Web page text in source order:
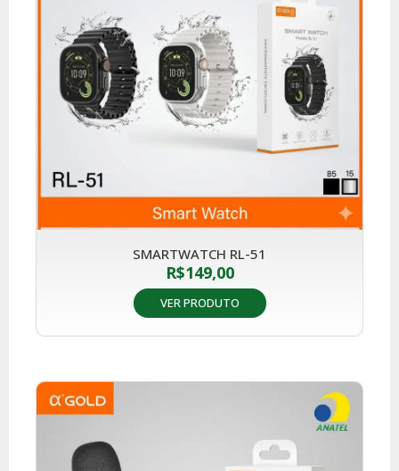
SMARTWATCH RL-51
R$149,00
VER PRODUTO